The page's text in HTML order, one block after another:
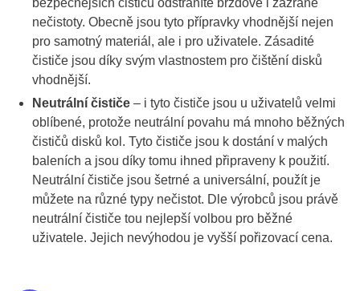
bezpečnějších čističů odstraníte brzdové i zažrané
nečistoty. Obecně jsou tyto přípravky vhodnější nejen
pro samotný materiál, ale i pro uživatele. Zásadité
čističe jsou díky svým vlastnostem pro čištění disků
vhodnější.
Neutrální čističe – i tyto čističe jsou u uživatelů velmi
oblíbené, protože neutrální povahu má mnoho běžných
čističů disků kol. Tyto čističe jsou k dostání v malých
baleních a jsou díky tomu ihned připraveny k použití.
Neutrální čističe jsou šetrné a universální, použít je
můžete na různé typy nečistot. Dle výrobců jsou právě
neutrální čističe tou nejlepší volbou pro běžné
uživatele. Jejich nevýhodou je vyšší pořizovací cena.